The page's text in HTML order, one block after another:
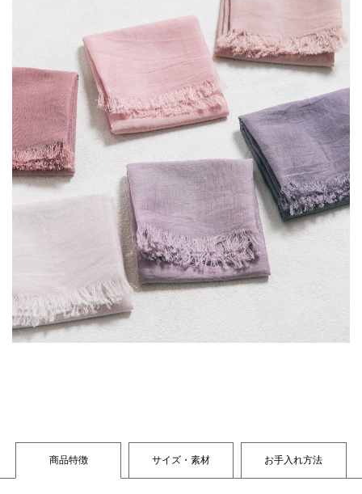
商品特徴 サイズ・素材 お手入れ方法